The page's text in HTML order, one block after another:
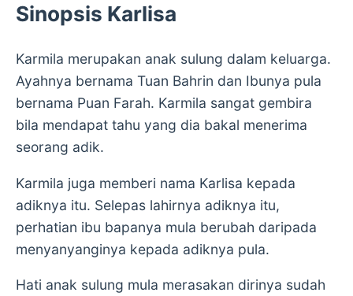
Sinopsis Karlisa
Karmila merupakan anak sulung dalam keluarga.
Ayahnya bernama Tuan Bahrin dan Ibunya pula
bernama Puan Farah. Karmila sangat gembira
bila mendapat tahu yang dia bakal menerima
seorang adik.
Karmila juga memberi nama Karlisa kepada
adiknya itu. Selepas lahirnya adiknya itu,
perhatian ibu bapanya mula berubah daripada
menyanyanginya kepada adiknya pula.
Hati anak sulung mula merasakan dirinya sudah